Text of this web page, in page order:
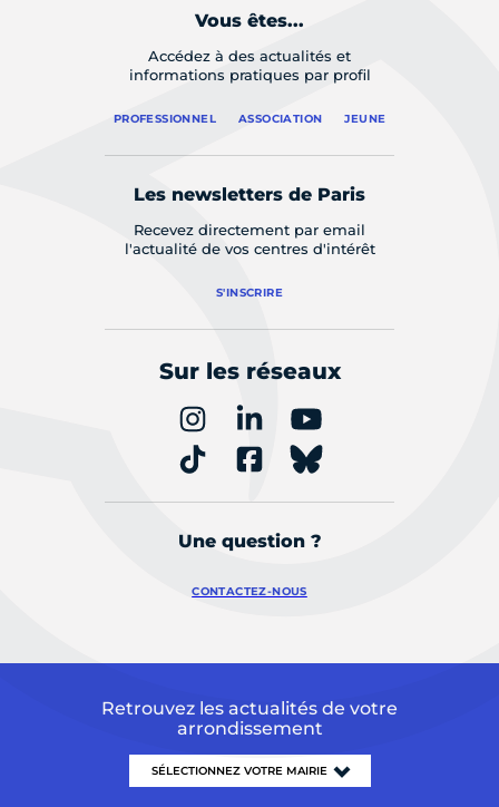
Vous êtes...
Accédez à des actualités et
informations pratiques par profil
PROFESSIONNEL ASSOCIATION JEUNE
Les newsletters de Paris
Recevez directement par email
l'actualité de vos centres d'intérêt
S'INSCRIRE
Sur les réseaux
Une question ?
CONTACTEZ-NOUS
Retrouvez les actualités de votre
arrondissement